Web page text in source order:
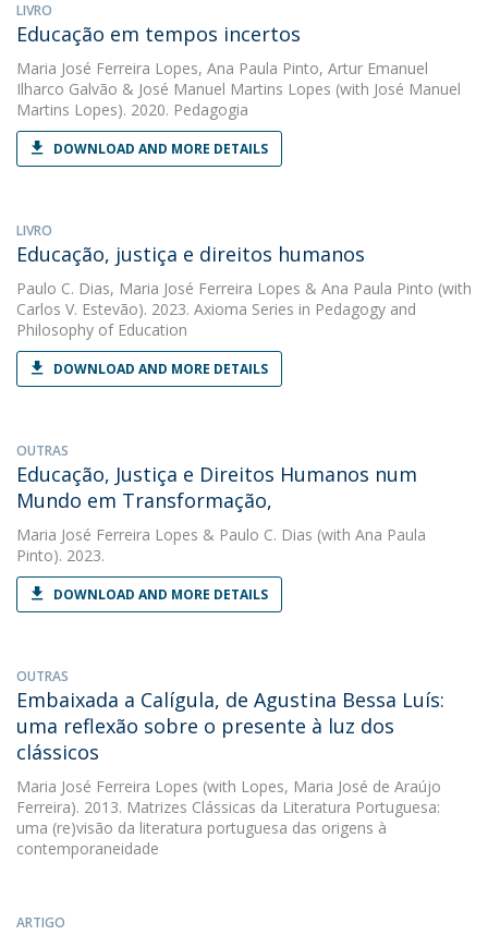
LIVRO
Educação em tempos incertos
Maria José Ferreira Lopes, Ana Paula Pinto, Artur Emanuel
Ilharco Galvão & José Manuel Martins Lopes (with José Manuel
Martins Lopes). 2020. Pedagogia
DOWNLOAD AND MORE DETAILS
LIVRO
Educação, justiça e direitos humanos
Paulo C. Dias, Maria José Ferreira Lopes & Ana Paula Pinto (with
Carlos V. Estevão). 2023. Axioma Series in Pedagogy and
Philosophy of Education
DOWNLOAD AND MORE DETAILS
OUTRAS
Educação, Justiça e Direitos Humanos num
Mundo em Transformação,
Maria José Ferreira Lopes & Paulo C. Dias (with Ana Paula
Pinto). 2023.
DOWNLOAD AND MORE DETAILS
OUTRAS
Embaixada a Calígula, de Agustina Bessa Luís:
uma reflexão sobre o presente à luz dos
clássicos
Maria José Ferreira Lopes (with Lopes, Maria José de Araújo
Ferreira). 2013. Matrizes Clássicas da Literatura Portuguesa:
uma (re)visão da literatura portuguesa das origens à
contemporaneidade
ARTIGO